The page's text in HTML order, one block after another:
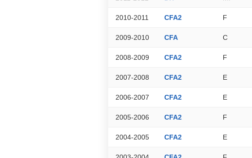
2010-2011 CFA2 F
2009-2010 CFA C
2008-2009 CFA2 F
2007-2008 CFA2 E
2006-2007 CFA2 E
2005-2006 CFA2 F
2004-2005 CFA2 E